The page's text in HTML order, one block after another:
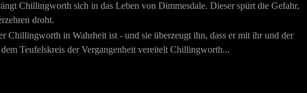
Chillingworth sich in das Leben von Dimmesdale. Dieser spürt die Gefahr,
droht.
Chillingworth in Wahrheit ist - und sie überzeugt ihn, dass er mit ihr und der
Teufelskreis der Vergangenheit vereitelt Chillingworth...